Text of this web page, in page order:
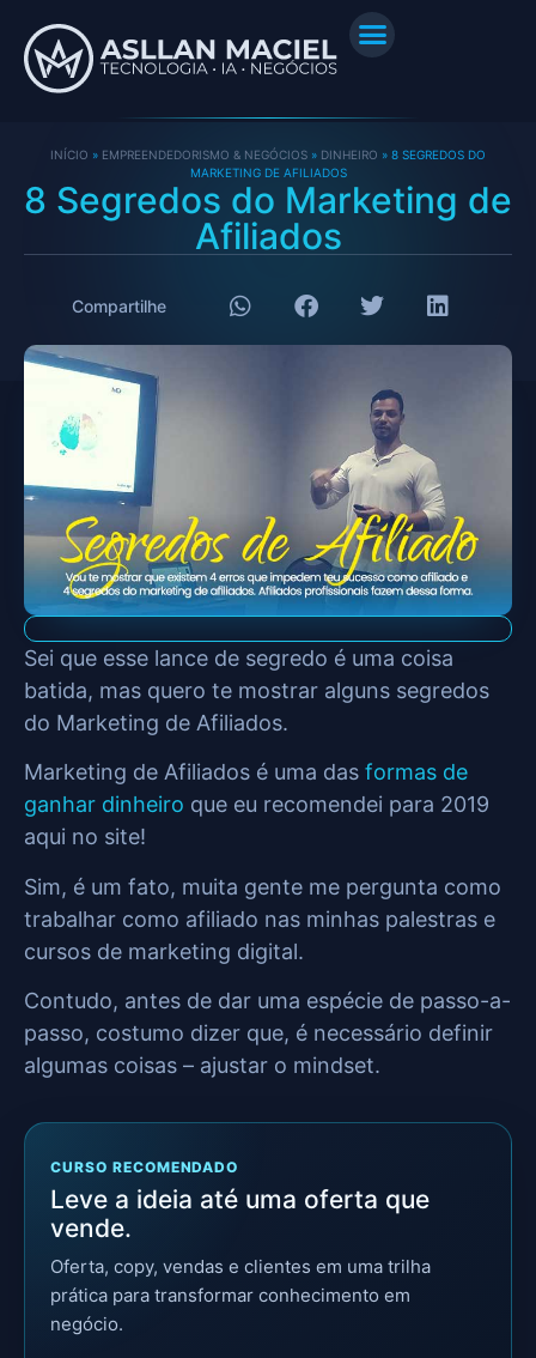
INÍCIO » EMPREENDEDORISMO & NEGÓCIOS » DINHEIRO » 8 SEGREDOS DO
MARKETING DE AFILIADOS
8 Segredos do Marketing de
Afiliados
Compartilhe
Sei que esse lance de segredo é uma coisa
batida, mas quero te mostrar alguns segredos
do Marketing de Afiliados.
Marketing de Afiliados é uma das formas de
ganhar dinheiro que eu recomendei para 2019
aqui no site!
Sim, é um fato, muita gente me pergunta como
trabalhar como afiliado nas minhas palestras e
cursos de marketing digital.
Contudo, antes de dar uma espécie de passo-a-
passo, costumo dizer que, é necessário definir
algumas coisas – ajustar o mindset.
CURSO RECOMENDADO
Leve a ideia até uma oferta que
vende.
Oferta, copy, vendas e clientes em uma trilha
prática para transformar conhecimento em
negócio.